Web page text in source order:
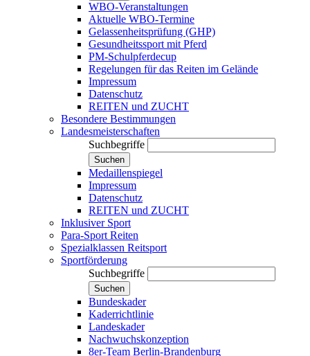
WBO-Veranstaltungen
Aktuelle WBO-Termine
Gelassenheitsprüfung (GHP)
Gesundheitssport mit Pferd
PM-Schulpferdecup
Regelungen für das Reiten im Gelände
Impressum
Datenschutz
REITEN und ZUCHT
Besondere Bestimmungen
Landesmeisterschaften
Suchbegriffe
Suchen
Medaillenspiegel
Impressum
Datenschutz
REITEN und ZUCHT
Inklusiver Sport
Para-Sport Reiten
Spezialklassen Reitsport
Sportförderung
Suchbegriffe
Suchen
Bundeskader
Kaderrichtlinie
Landeskader
Nachwuchskonzeption
8er-Team Berlin-Brandenburg